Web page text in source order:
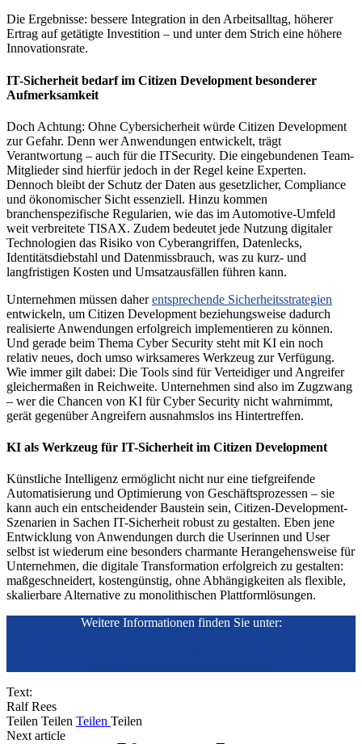
Die Ergebnisse: bessere Integration in den Arbeitsalltag, höherer
Ertrag auf getätigte Investition – und unter dem Strich eine höhere
Innovationsrate.
IT-Sicherheit bedarf im Citizen Development besonderer
Aufmerksamkeit
Doch Achtung: Ohne Cybersicherheit würde Citizen Development
zur Gefahr. Denn wer Anwendungen entwickelt, trägt
Verantwortung – auch für die ITSecurity. Die eingebundenen Team-
Mitglieder sind hierfür jedoch in der Regel keine Experten.
Dennoch bleibt der Schutz der Daten aus gesetzlicher, Compliance
und ökonomischer Sicht essenziell. Hinzu kommen
branchenspezifische Regularien, wie das im Automotive-Umfeld
weit verbreitete TISAX. Zudem bedeutet jede Nutzung digitaler
Technologien das Risiko von Cyberangriffen, Datenlecks,
Identitätsdiebstahl und Datenmissbrauch, was zu kurz- und
langfristigen Kosten und Umsatzausfällen führen kann.
Unternehmen müssen daherentsprechende Sicherheitsstrategien
entwickeln, um Citizen Development beziehungsweise dadurch
realisierte Anwendungen erfolgreich implementieren zu können.
Und gerade beim Thema Cyber Security steht mit KI ein noch
relativ neues, doch umso wirksameres Werkzeug zur Verfügung.
Wie immer gilt dabei: Die Tools sind für Verteidiger und Angreifer
gleichermaßen in Reichweite. Unternehmen sind also im Zugzwang
– wer die Chancen von KI für Cyber Security nicht wahrnimmt,
gerät gegenüber Angreifern ausnahmslos ins Hintertreffen.
KI als Werkzeug für IT-Sicherheit im Citizen Development
Künstliche Intelligenz ermöglicht nicht nur eine tiefgreifende
Automatisierung und Optimierung von Geschäftsprozessen – sie
kann auch ein entscheidender Baustein sein, Citizen-Development-
Szenarien in Sachen IT-Sicherheit robust zu gestalten. Eben jene
Entwicklung von Anwendungen durch die Userinnen und User
selbst ist wiederum eine besonders charmante Herangehensweise für
Unternehmen, die digitale Transformation erfolgreich zu gestalten:
maßgeschneidert, kostengünstig, ohne Abhängigkeiten als flexible,
skalierbare Alternative zu monolithischen Plattformlösungen.
Weitere Informationen finden Sie unter:
Text:
Ralf Rees
Teilen Teilen Teilen Teilen
Next article